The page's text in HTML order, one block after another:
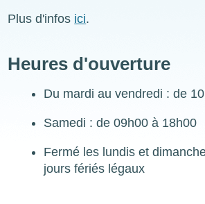
Plus d'infos ici.
Heures d'ouverture
Du mardi au vendredi :de
Samedi :de 09h00 à 18h00
Fermé les lundis et
jours fériés légaux